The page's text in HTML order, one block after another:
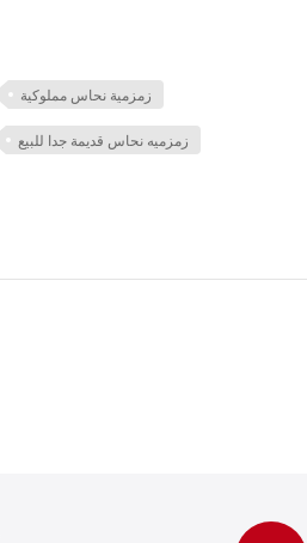
زمزمية نحاس مملوكية
زمزميه نحاس قديمة جدا للبيع